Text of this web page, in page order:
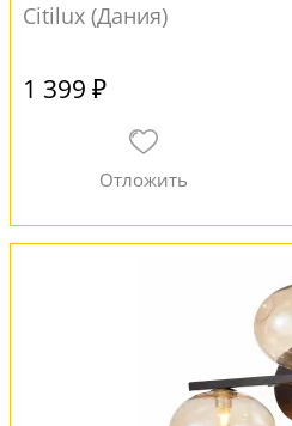
Citilux (Дания)
1 399 ₽